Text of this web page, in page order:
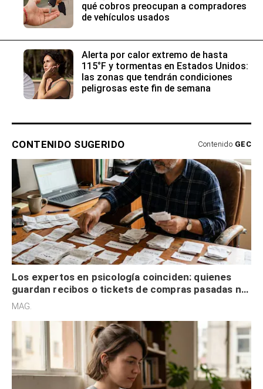
qué cobros preocupan a compradores
de vehículos usados
Alerta por calor extremo de hasta
115°F y tormentas en Estados Unidos:
las zonas que tendrán condiciones
peligrosas este fin de semana
CONTENIDO SUGERIDO Contenido GEC
Los expertos en psicología coinciden: quienes
guardan recibos o tickets de compras pasadas no
son acumuladores, sino que tienen necesidad de
MAG.